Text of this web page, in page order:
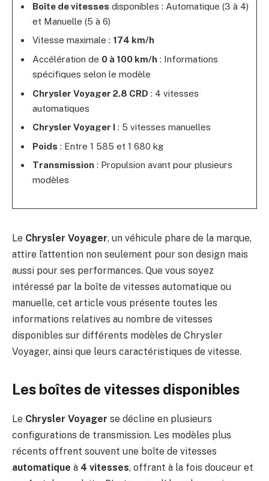
Boîte de vitesses disponibles : Automatique (3 à 4)
et Manuelle (5 à 6)
Vitesse maximale : 174 km/h
Accélération de 0 à 100 km/h: Informations
spécifiques selon le modèle
Chrysler Voyager 2.8 CRD : 4 vitesses
automatiques
Chrysler Voyager I: 5 vitesses manuelles
Poids : Entre 1 585 et 1 680 kg
Transmission: Propulsion avant pour plusieurs
modèles
Le Chrysler Voyager, un véhicule phare de la marque,
attire l’attention non seulement pour son design mais
aussi pour ses performances. Que vous soyez
intéressé par la boîte de vitesses automatique ou
manuelle, cet article vous présente toutes les
informations relatives au nombre de vitesses
disponibles sur différents modèles de Chrysler
Voyager, ainsi que leurs caractéristiques de vitesse.
Les boîtes de vitesses disponibles
Le Chrysler Voyager se décline en plusieurs
configurations de transmission. Les modèles plus
récents offrent souvent une boîte de vitesses
automatique à 4 vitesses, offrant à la fois douceur et